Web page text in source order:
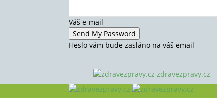
Váš e-mail
Heslo vám bude zasláno na váš email
zdravezpravy.cz